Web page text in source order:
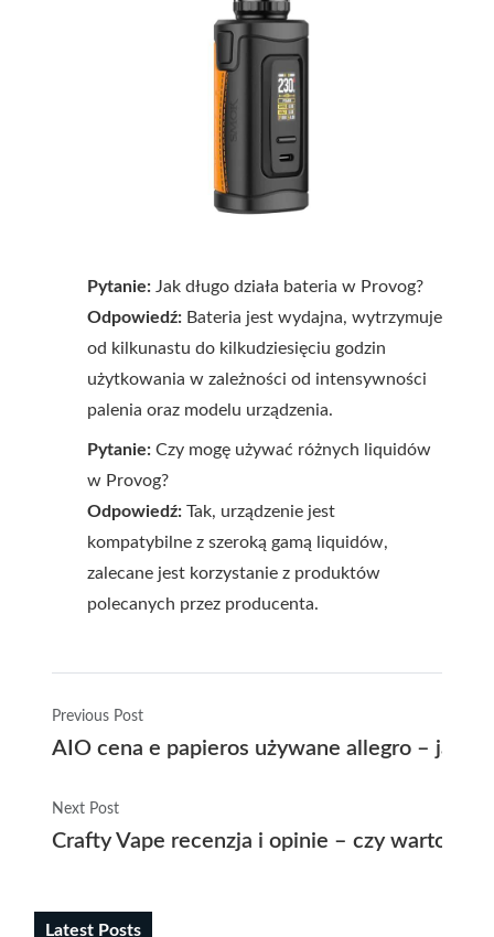
Pytanie: Jak długo działa bateria w Provog?
Odpowiedź: Bateria jest wydajna, wytrzymuje
od kilkunastu do kilkudziesięciu godzin
użytkowania w zależności od intensywności
palenia oraz modelu urządzenia.
Pytanie: Czy mogę używać różnych liquidów
w Provog?
Odpowiedź: Tak, urządzenie jest
kompatybilne z szeroką gamą liquidów,
zalecane jest korzystanie z produktów
polecanych przez producenta.
Previous Post
AIO cena e papieros używane allegro – jak
Next Post
Crafty Vape recenzja i opinie – czy warto
Latest Posts